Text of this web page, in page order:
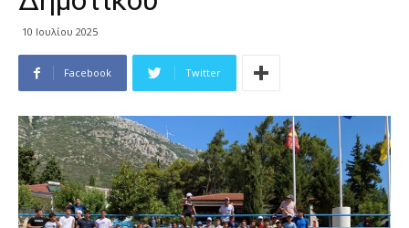
10 Ιουλίου 2025
Facebook Twitter